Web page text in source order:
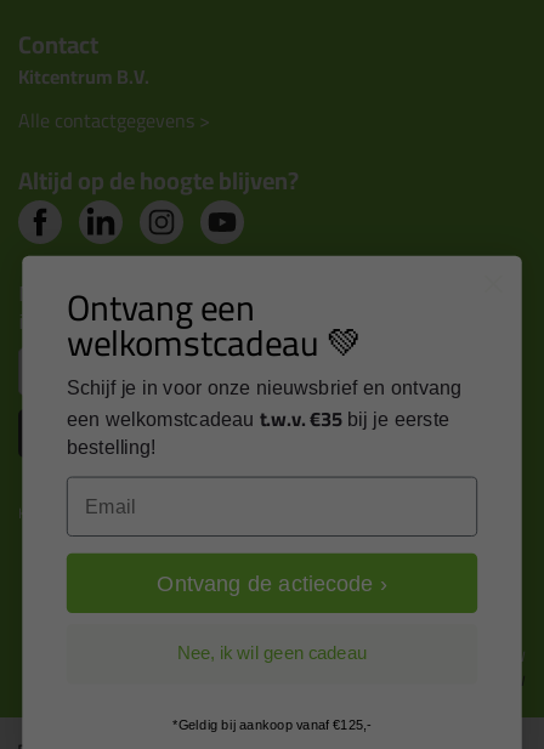
Contact
Kitcentrum B.V.
Alle contactgegevens >
Altijd op de hoogte blijven?
Nieuws, tips en exclusieve deals rechtstreeks in je
inbox
Inschrijven
Kitcentrum is trots op:
Alle prijzen zijn in EURO en excl. 21% BTW
wijzig naar incl. BTW
Ontvang een
welkomstcadeau 💚
Schijf je in voor onze nieuwsbrief en ontvang
een welkomstcadeau t.w.v. €35 bij je eerste
bestelling!
Email
Ontvang de actiecode ›
Nee, ik wil geen cadeau
*Geldig bij aankoop vanaf €125,-